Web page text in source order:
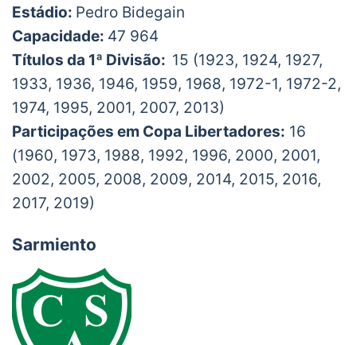
Estádio: Pedro Bidegain
Capacidade: 47 964
Títulos da 1ª Divisão: 15 (1923, 1924, 1927,
1933, 1936, 1946, 1959, 1968, 1972-1, 1972-2,
1974, 1995, 2001, 2007, 2013)
Participações em Copa Libertadores: 16
(1960, 1973, 1988, 1992, 1996, 2000, 2001,
2002, 2005, 2008, 2009, 2014, 2015, 2016,
2017, 2019)
Sarmiento